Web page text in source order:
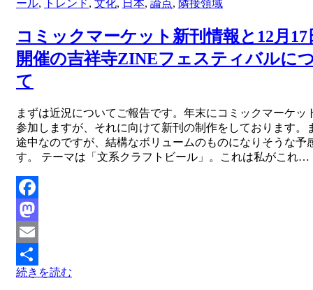
ール, トレンド, 文化, 日本, 論点, 隣接領域
コミックマーケット新刊情報と12月17
開催の吉祥寺ZINEフェスティバルに
て
投稿者master
まずは近況についてご報告です。年末にコミックマーケッ
参加しますが、それに向けて新刊の制作をしております。
途中なのですが、結構なボリュームのものになりそうな予
す。 テーマは「文系クラフトビール」。これは私がこれ…
Facebook
Mastodon
Email
共
続きを読む